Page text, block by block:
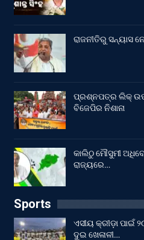
ରାଜନୀତିରୁ ସନ୍ୟାସ
ପ୍ରଶ୍ନପତ୍ର ଲିକ୍
ବିଜେପିର ନିଶାନା
କାଲିଠୁ ମୌସୁମୀ
ରାଜ୍ୟରେ…
Sports
ଏସୀୟ କ୍ରୀଡ଼ା ପାଇଁ
ଦୁଇ ଖେଳାଳୀ…